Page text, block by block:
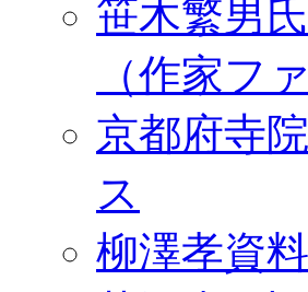
笹木繁男
（作家フ
京都府寺
ス
柳澤孝資